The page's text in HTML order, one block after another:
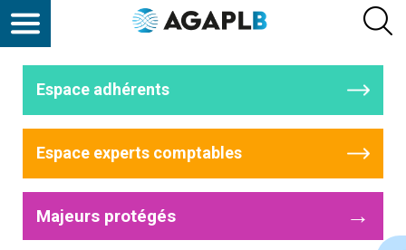
Espace adhérents
Espace experts comptables
Majeurs protégés →